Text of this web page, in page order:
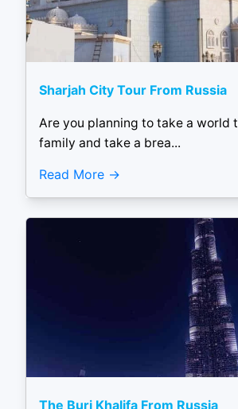
Sharjah City Tour From Russia
Are you planning to take a world
family and take a brea...
Read More
The Burj Khalifa From Russia